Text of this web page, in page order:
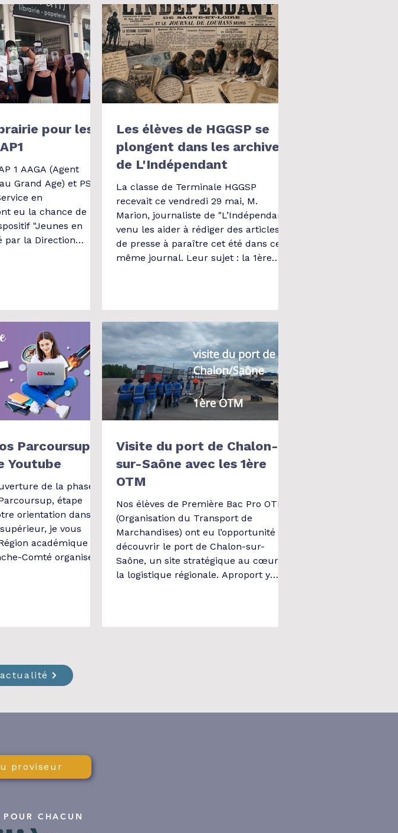
on regarde
on
son métier et expliquer son quotidien,
ainsi que les différentes missions liées
au monde du livre. Les élèves s
pour les
1 AAGA (Agent
Grand Age) et PSR
en
eu la chance de
"Jeunes en
par la Direction
et de les inviter à
librairie
avons donc
sur la chaîne du
Les élèves de HGGSP se
plongent dans les archives
de L'Indépendant
La classe de Terminale HGGSP
recevait ce vendredi 29 mai, M.
Marion, journaliste de "L’Indépendant"
venu les aider à rédiger des articles
de presse à paraître cet été dans ce
même journal. Leur sujet : la 1ère
Parcoursup
Youtube
de la phase
étape
orientation dans
je vous
académique
Comté organise
propositions
Visite du port de Chalon-
sur-Saône avec les 1ère
OTM
Nos élèves de Première Bac Pro OTM
(Organisation du Transport de
Marchandises) ont eu l’opportunité de
découvrir le port de Chalon-sur-
Saône, un site stratégique au cœur de
la logistique régionale. Aproport y
proviseur
CHACUN